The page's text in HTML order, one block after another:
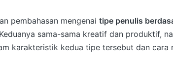
pembahasan mengenai tipe penulis
sama-sama kreatif dan produktif,
karakteristik kedua tipe tersebut dan cara